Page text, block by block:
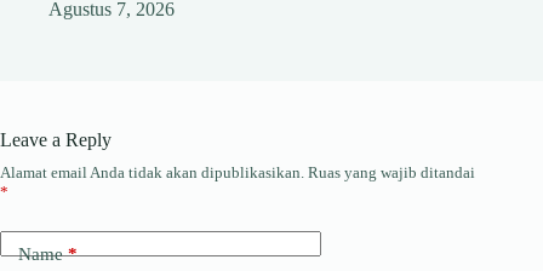
Agustus 7, 2026
Leave a Reply
Alamat email Anda tidak akan dipublikasikan. Ruas yang wajib ditandai
*
Name*